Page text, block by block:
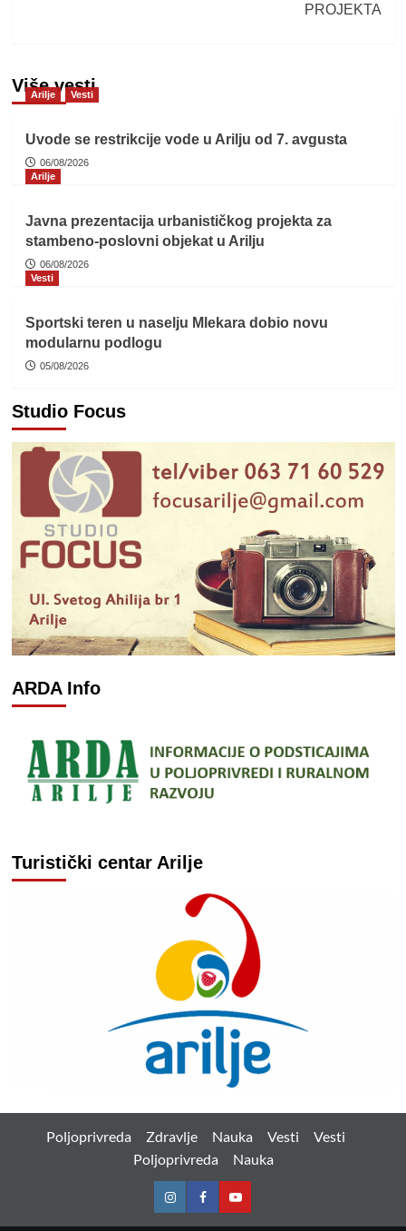
PROJEKTA
Više vesti
Arilje Vesti
Uvode se restrikcije vode u Arilju od 7. avgusta
06/08/2026
Arilje
Javna prezentacija urbanističkog projekta za
stambeno-poslovni objekat u Arilju
06/08/2026
Vesti
Sportski teren u naselju Mlekara dobio novu
modularnu podlogu
05/08/2026
Studio Focus
ARDA Info
Turistički centar Arilje
Poljoprivreda Zdravlje Nauka Vesti
Vesti
Poljoprivreda
Nauka
InstagramFacebookYoutube